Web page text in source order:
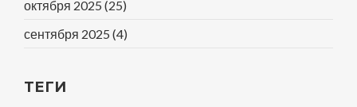
октября 2025 (25)
сентября 2025 (4)
ТЕГИ